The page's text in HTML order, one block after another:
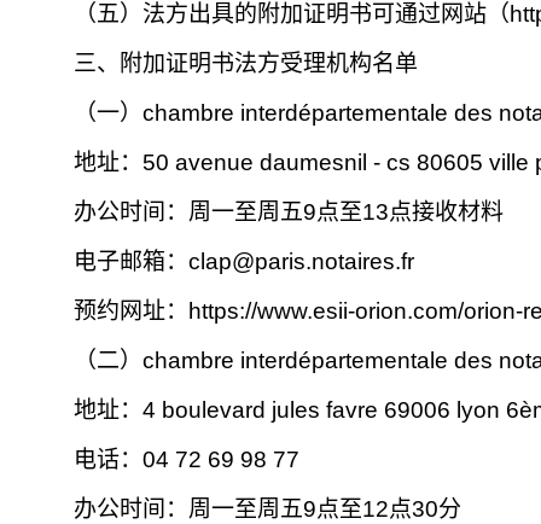
（五）法方出具的附加证明书可通过网站（
三、附加证明书法方受理机构名单
（一）chambre interdépartementale des
地址： 50 avenue daumesnil - cs 80605 ville
办公时间：周一至周五9点至13点接收材料
电子邮箱： clap@paris.notaires.fr
预约网址：https://www.esii-orion.com/
（二） chambre interdépartementale des
地址：4 boulevard jules favre 69006 lyon
电话：04 72 69 98 77
办公时间：周一至周五9点至12点30分